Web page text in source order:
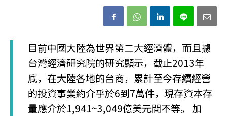
目前中國大陸為世界第二大經濟體，而且據
台灣經濟研究院的研究顯示，截止2013年
底，在大陸各地的台商，累計至今存續經營
的投資事業約介乎於6到7萬件，現存資本存
量應介於1,941~3,049億美元間不等。 加